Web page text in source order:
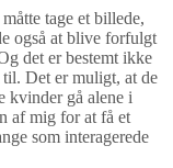
tage et billede,
også at blive forfulgt
det er bestemt ikke
Det er muligt, at de
kvinder gå alene i
af mig for at få et
som interagerede